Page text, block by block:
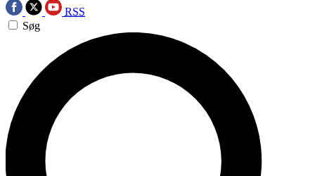
RSS
Søg